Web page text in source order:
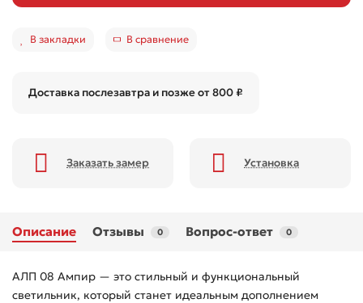
В закладки В сравнение
Доставка послезавтра и позже от 800 ₽
Заказать замер Установка
Описание Отзывы 0 Вопрос-ответ 0
АЛП 08 Ампир — это стильный и функциональный
светильник, который станет идеальным дополнением